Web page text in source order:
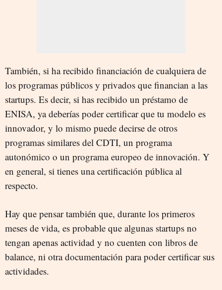
También, si ha recibido financiación de cualquiera de
los programas públicos y privados que financian a las
startups. Es decir, si has recibido un préstamo de
ENISA, ya deberías poder certificar que tu modelo es
innovador, y lo mismo puede decirse de otros
programas similares del CDTI, un programa
autonómico o un programa europeo de innovación. Y
en general, si tienes una certificación pública al
respecto.
Hay que pensar también que, durante los primeros
meses de vida, es probable que algunas startups no
tengan apenas actividad y no cuenten con libros de
balance, ni otra documentación para poder certificar sus
actividades.